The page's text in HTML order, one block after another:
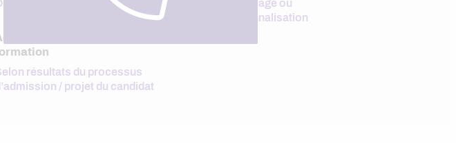
Apprentissage ou
professionnalisation
du parcours de
résultats du processus
/ projet du candidat